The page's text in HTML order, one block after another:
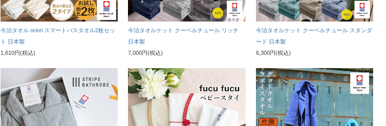
今治タオル oriori スマートバスタオル2枚セッ
ト 日本製
1,610円(税込)
今治タオルケット クーベルチュール リッチ
日本製
7,000円(税込)
今治タオルケット クーベルチュール スタンダ
ード 日本製
6,300円(税込)